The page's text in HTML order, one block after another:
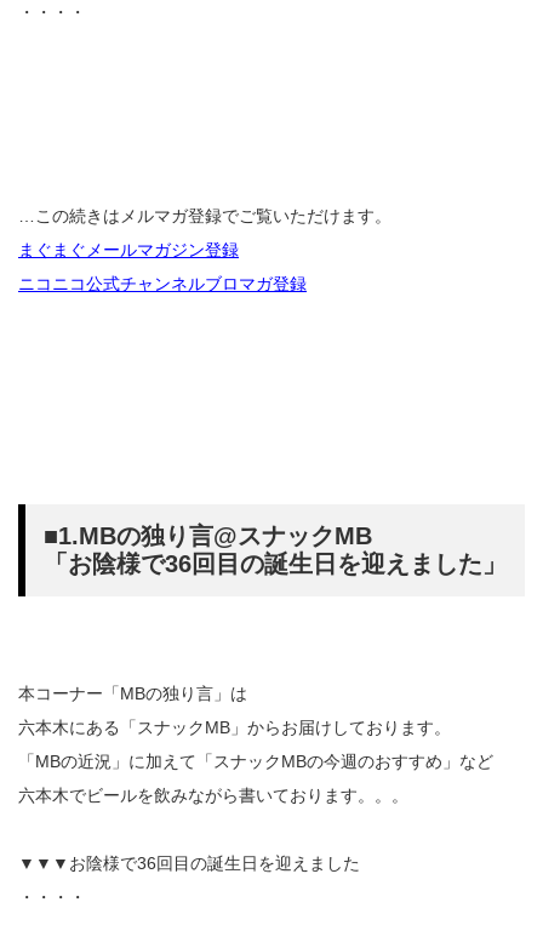
・・・・
…この続きはメルマガ登録でご覧いただけます。
まぐまぐメールマガジン登録
ニコニコ公式チャンネルブロマガ登録
■1.MBの独り言@スナックMB
「お陰様で36回目の誕生日を迎えました」
本コーナー「MBの独り言」は
六本木にある「スナックMB」からお届けしております。
「MBの近況」に加えて「スナックMBの今週のおすすめ」など
六本木でビールを飲みながら書いております。。。
▼▼▼お陰様で36回目の誕生日を迎えました
・・・・